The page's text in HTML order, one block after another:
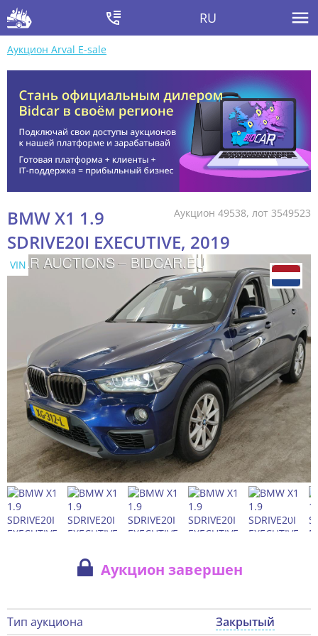
RU
Аукцион Arval E-sale
Аукцион 49538, лот 3549523
BMW X1 1.9
SDRIVE20I EXECUTIVE, 2019
VIN
Аукцион завершен
Тип аукциона
Закрытый